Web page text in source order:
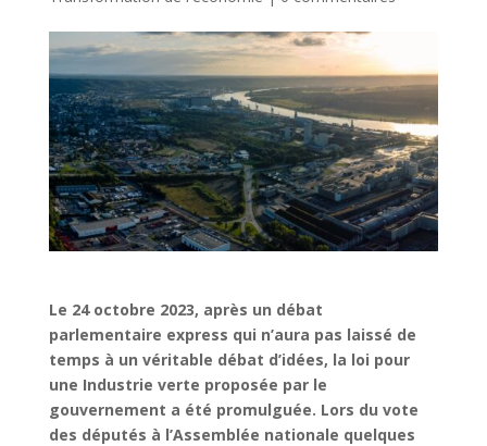
Le 24 octobre 2023, après un débat
parlementaire express qui n’aura pas laissé de
temps à un véritable débat d’idées, la loi pour
une Industrie verte proposée par le
gouvernement a été promulguée. Lors du vote
des députés à l’Assemblée nationale quelques